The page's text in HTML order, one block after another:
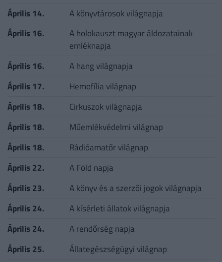
Április 14.
A könyvtárosok világnapja
Április 16.
A holokauszt magyar áldozatainak
emléknapja
Április 16.
A hang világnapja
Április 17.
Hemofília világnap
Április 18.
Cirkuszok világnapja
Április 18.
Műemlékvédelmi világnap
Április 18.
Rádióamatőr világnap
Április 22.
A Föld napja
Április 23.
A könyv és a szerzői jogok világnapja
Április 24.
A kísérleti állatok világnapja
Április 24.
A rendőrség napja
Április 25.
Állategészségügyi világnap